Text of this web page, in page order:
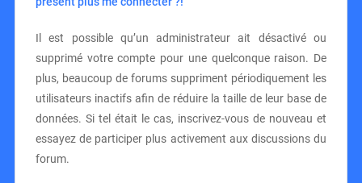
Il est possible qu’un administrateur ait désactivé ou
supprimé votre compte pour une quelconque raison. De
plus, beaucoup de forums suppriment périodiquement les
utilisateurs inactifs afin de réduire la taille de leur base de
données. Si tel était le cas, inscrivez-vous de nouveau et
essayez de participer plus activement aux discussions du
forum.